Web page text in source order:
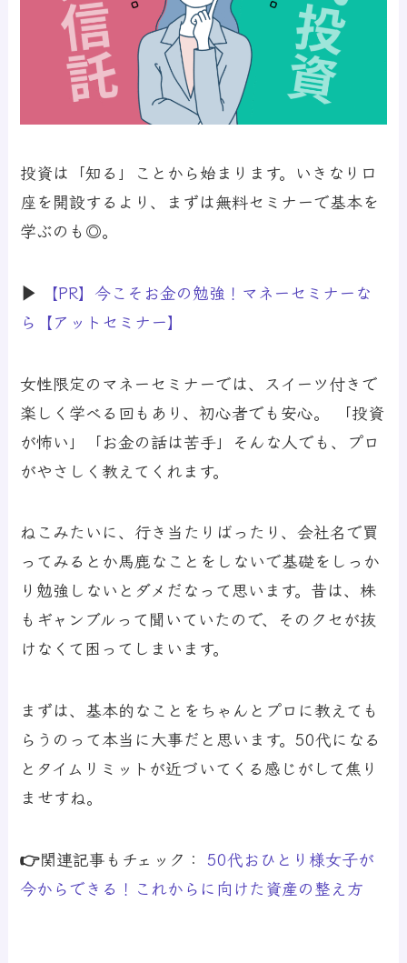
投資は「知る」ことから始まります。いきなり口
座を開設するより、まずは無料セミナーで基本を
学ぶのも◎。
▶
【PR】今こそお金の勉強！マネーセミナーな
ら【アットセミナー】
女性限定のマネーセミナーでは、スイーツ付きで
楽しく学べる回もあり、初心者でも安心。 「投資
が怖い」「お金の話は苦手」そんな人でも、プロ
がやさしく教えてくれます。
ねこみたいに、行き当たりばったり、会社名で買
ってみるとか馬鹿なことをしないで基礎をしっか
り勉強しないとダメだなって思います。昔は、株
もギャンブルって聞いていたので、そのクセが抜
けなくて困ってしまいます。
まずは、基本的なことをちゃんとプロに教えても
らうのって本当に大事だと思います。50代になる
とタイムリミットが近づいてくる感じがして焦り
ませすね。
👉関連記事もチェック： 50代おひとり様女子が
今からできる！これからに向けた資産の整え方